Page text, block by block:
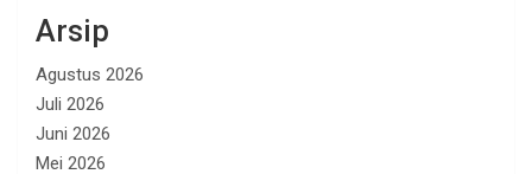
Arsip
Agustus 2026
Juli 2026
Juni 2026
Mei 2026